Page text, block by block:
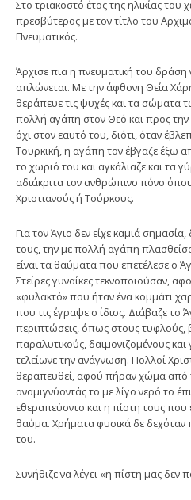
Στο τριακοστό έτος της ηλικίας του
πρεσβύτερος με τον τίτλο του
Πνευματικός.
Άρχισε πια η πνευματική του δράση
απλώνεται. Με την άφθονη Θεία
θεράπευε τις ψυχές και τα σώματα
πολλή αγάπη στον Θεό και προς
όχι στον εαυτό του, διότι, όταν
Τουρκική, η αγάπη τον έβγαζε έξω
το χωριό του και αγκάλιαζε και τα
αδιάκριτα τον ανθρώπινο πόνο
Χριστιανούς ή Τούρκους.
Για τον Άγιο δεν είχε καμιά
τους, την με πολλή αγάπη
είναι τα θαύματα που επετέλεσε ο
Στείρες γυναίκες τεκνοποιούσαν,
«φυλακτό» που ήταν ένα κομμάτι
που τις έγραψε ο ίδιος. Διάβαζε το
περιπτώσεις, όπως στους
παραλυτικούς, δαιμονιζομένους και
τελείωνε την ανάγνωση. Πολλοί
θεραπευθεί, αφού πήραν χώμα από
αναμιγνύοντάς το με λίγο νερό το
εθεραπεύοντο και η πίστη τους που
θαύμα. Χρήματα φυσικά δε δεχόταν
του.
Συνήθιζε να λέγει «η πίστη μας δεν